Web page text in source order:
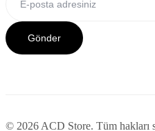
Gönder
© 2026 ACD Store. Tüm hakları